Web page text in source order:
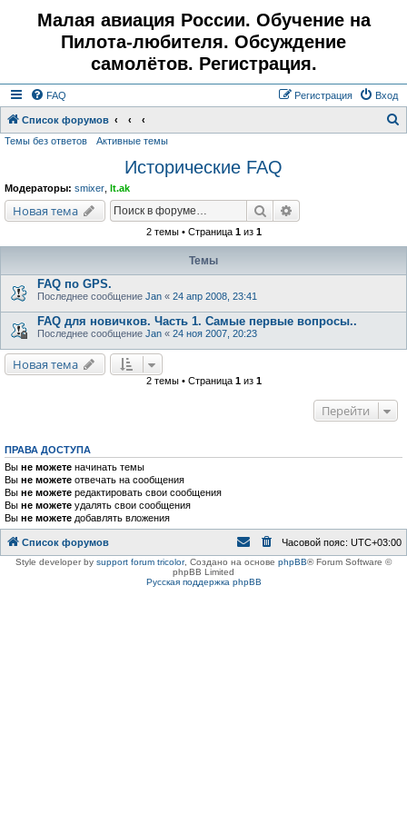
Малая авиация России. Обучение на
Пилота-любителя. Обсуждение
самолётов. Регистрация.
FAQ Вход
Регистрация
Список форумов
Темы без ответов Активные темы
Исторические FAQ
Модераторы: smixer lt.ak
Новая тема Поиск
2 темы • Страница 1из 1
Темы
FAQ по GPS.
Последнее сообщение Jan « 24 апр 2008, 23:41
FAQ для новичков. Часть 1. Самые первые вопросы..
Последнее сообщение Jan « 24 ноя 2007, 20:23
Новая тема
2 темы • Страница 1из 1
Перейти
ПРАВА ДОСТУПА
Вы не можете начинать темы
Вы не можете отвечать на сообщения
Вы не можете редактировать свои сообщения
Вы не можете удалять свои сообщения
Вы не можете добавлять вложения
Список форумов Часовой пояс: UTC+03:00
Style developer by support forum tricolor, Создано на основе phpBB® Forum Software ©
phpBB Limited
Русская поддержка phpBB